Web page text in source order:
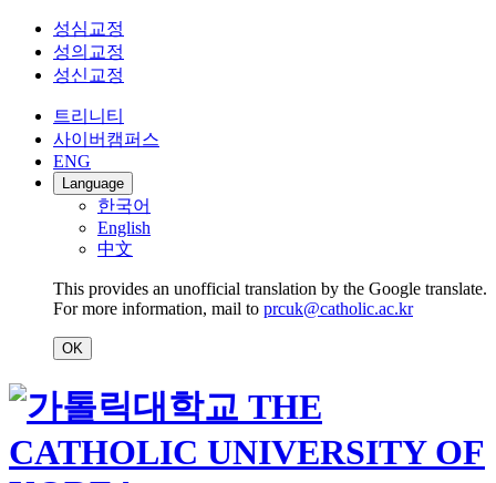
성심교정
성의교정
성신교정
트리니티
사이버캠퍼스
ENG
Language
한국어
English
中文
This provides an unofficial translation by the Google translate.
For more information, mail to prcuk@catholic.ac.kr
OK